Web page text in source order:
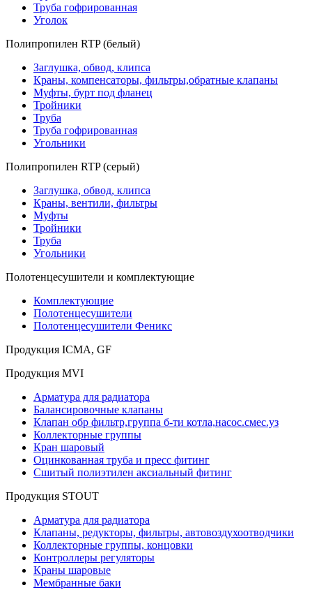
Труба гофрированная
Уголок
Полипропилен RTP (белый)
Заглушка, обвод, клипса
Краны, компенсаторы, фильтры,обратные клапаны
Муфты, бурт под фланец
Тройники
Труба
Труба гофрированная
Угольники
Полипропилен RTP (серый)
Заглушка, обвод, клипса
Краны, вентили, фильтры
Муфты
Тройники
Труба
Угольники
Полотенцесушители и комплектующие
Комплектующие
Полотенцесушители
Полотенцесушители Феникс
Продукция ICMA, GF
Продукция MVI
Арматура для радиатора
Балансировочные клапаны
Клапан обр фильтр,группа б-ти котла,насос.смес.уз
Коллекторные группы
Кран шаровый
Оцинкованная труба и пресс фитинг
Сшитый полиэтилен аксиальный фитинг
Продукция STOUT
Арматура для радиатора
Клапаны, редукторы, фильтры, автовоздухоотводчики
Коллекторные группы, концовки
Контроллеры регуляторы
Краны шаровые
Мембранные баки